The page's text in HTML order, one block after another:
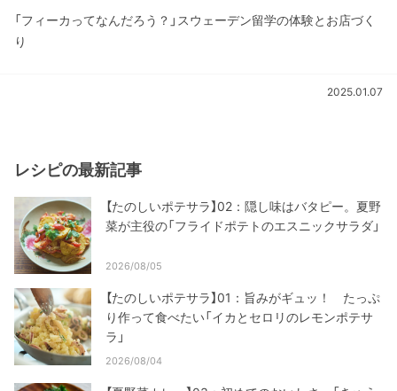
「フィーカってなんだろう？」スウェーデン留学の体験とお店づく
り
2025.01.07
レシピの最新記事
【たのしいポテサラ】02：隠し味はバタピー。夏野
菜が主役の「フライドポテトのエスニックサラダ」
2026/08/05
【たのしいポテサラ】01：旨みがギュッ！ たっぷ
り作って食べたい「イカとセロリのレモンポテサ
ラ」
2026/08/04